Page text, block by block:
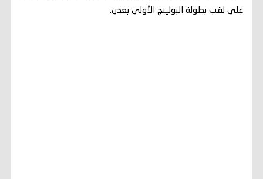
على لقب بطولة البولينج الأولى بعدن.